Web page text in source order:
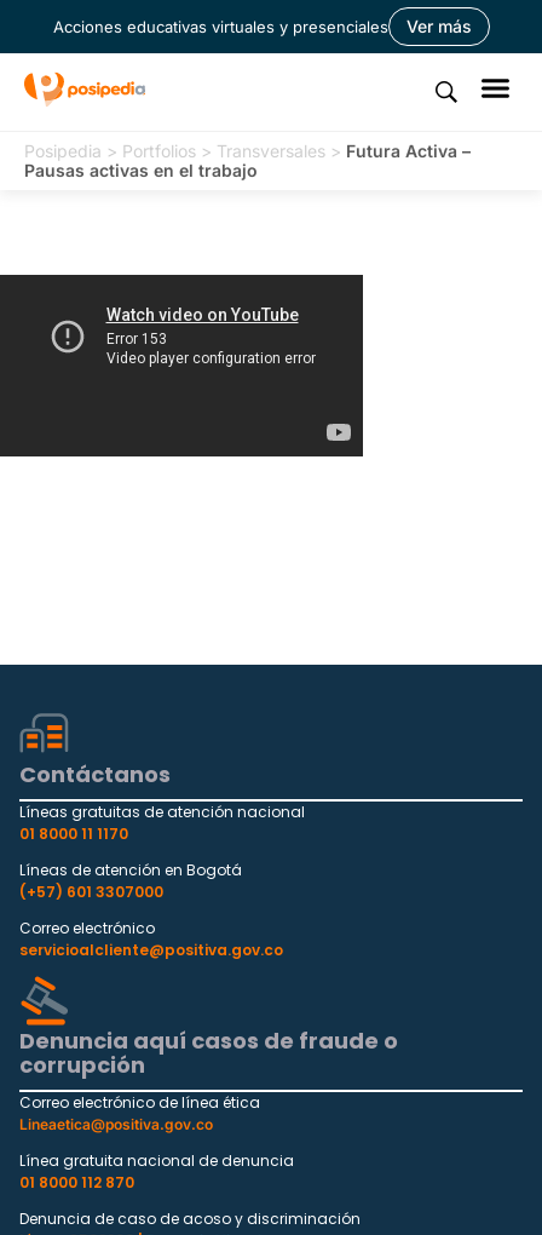
Acciones educativas virtuales y presenciales Ver más
Posipedia > Portfolios > Transversales > Futura Activa –
Pausas activas en el trabajo
Contáctanos
Líneas gratuitas de atención nacional
01 8000 11 1170
Líneas de atención en Bogotá
(+57) 601 3307000
Correo electrónico
servicioalcliente@positiva.gov.co
Denuncia aquí casos de fraude o
corrupción
Correo electrónico de línea ética
Lineaetica@positiva.gov.co
Línea gratuita nacional de denuncia
01 8000 112 870
Denuncia de caso de acoso y discriminación